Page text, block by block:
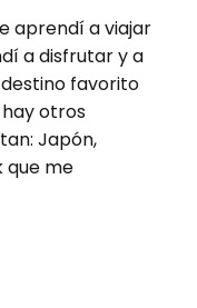
aprendí a viajar
a disfrutar y a
favorito
hay otros
Japón,
que me